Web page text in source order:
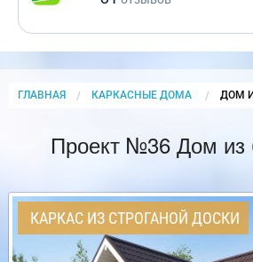
ГЛАВНАЯ КАРКАСНЫЕ ДОМА ДОМ
Проект №36 Дом из
КАРКАС ИЗ СТРОГАНОЙ ДОСКИ